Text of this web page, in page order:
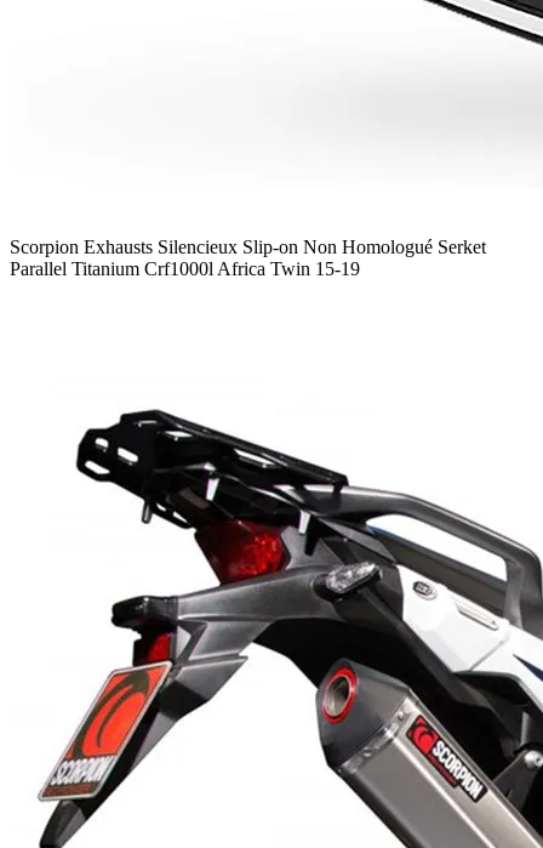
Scorpion Exhausts Silencieux Slip-on Non Homologué Serket
Parallel Titanium Crf1000l Africa Twin 15-19